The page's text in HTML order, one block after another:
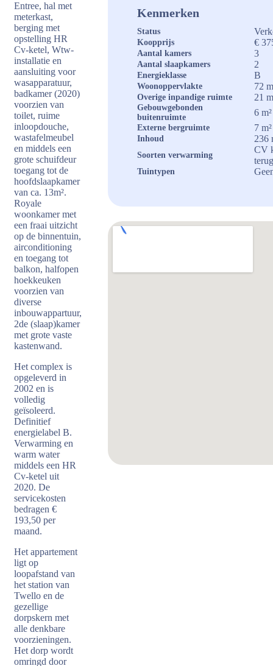
Entree, hal met
meterkast,
berging met
opstelling HR
Cv-ketel, Wtw-
installatie en
aansluiting voor
wasapparatuur,
badkamer (2020)
voorzien van
toilet, ruime
inloopdouche,
wastafelmeubel
en middels een
grote schuifdeur
toegang tot de
hoofdslaapkamer
van ca. 13m².
Royale
woonkamer met
een fraai uitzicht
op de binnentuin,
airconditioning
en toegang tot
balkon, halfopen
hoekkeuken
voorzien van
diverse
inbouwappartuur,
2de (slaap)kamer
met grote vaste
kastenwand.
Het complex is
opgeleverd in
2002 en is
volledig
geïsoleerd.
Definitief
energielabel B.
Verwarming en
warm water
middels een HR
Cv-ketel uit
2020. De
servicekosten
bedragen €
193,50 per
maand.
Het appartement
ligt op
loopafstand van
het station van
Twello en de
gezellige
dorpskern met
alle denkbare
voorzieningen.
Het dorp wordt
omringd door
Kenmerken
Status
Koopprijs €
Aantal kamers 3
Aantal slaapkamers 2
Energieklasse B
Woonoppervlakte 72
Overige inpandige ruimte 21
Gebouwgebonden
buitenruimte
6 m²
Externe bergruimte 7 m²
Inhoud 236
Soorten verwarming
CV
Tuintypen